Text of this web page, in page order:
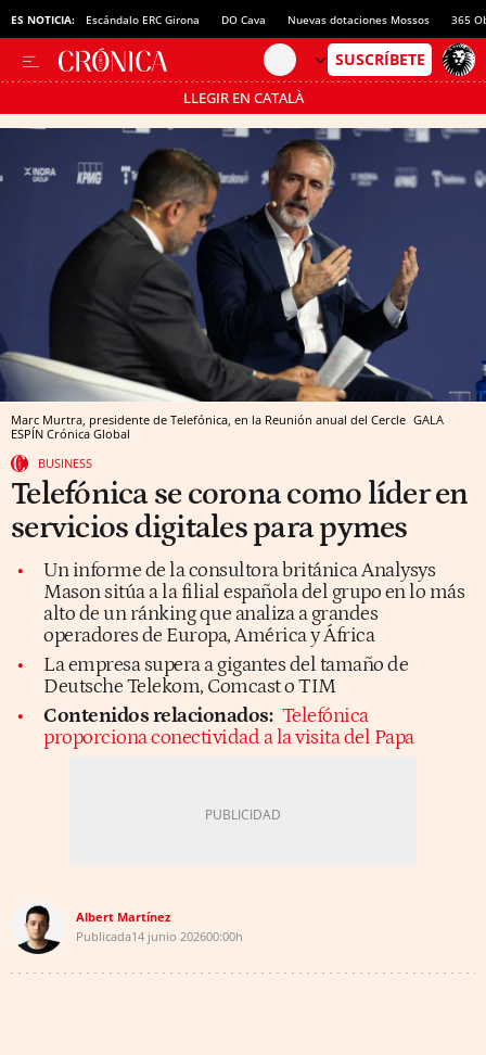
ES NOTICIA:
Menorca Escándalo ERC Girona DO Cava Nuevas dotaciones Mossos 365
LLEGIR EN CATALÀ
Pásate al MODO AHORRO
Marc Murtra, presidente de Telefónica, en la Reunión anual del Cercle GALA
ESPÍN Crónica Global
BUSINESS
Telefónica se corona como líder en
servicios digitales para pymes
Un informe de la consultora británica Analysys
Mason sitúa a la filial española del grupo en lo más
alto de un ránking que analiza a grandes
operadores de Europa, América y África
La empresa supera a gigantes del tamaño de
Deutsche Telekom, Comcast o TIM
Contenidos relacionados: Telefónica
proporciona conectividad a la visita del Papa
Albert Martínez
Publicada14 junio 202600:00h